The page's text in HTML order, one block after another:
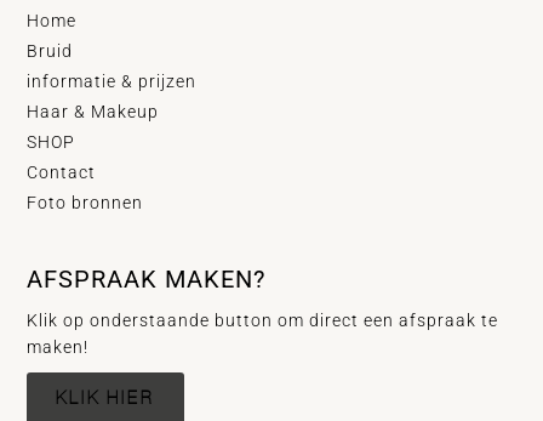
Home
Bruid
informatie & prijzen
Haar & Makeup
SHOP
Contact
Foto bronnen
AFSPRAAK MAKEN?
Klik op onderstaande button om direct een afspraak te
maken!
KLIK HIER